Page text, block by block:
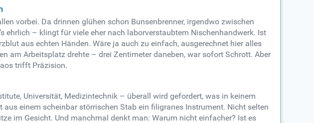
vorbei. Da drinnen glühen schon Bunsenbrenner, irgendwo zwischen
ehrlich – klingt für viele eher nach laborverstaubtem Nischenhandwerk. Ist
aus echten Händen. Wäre ja auch zu einfach, ausgerechnet hier alles
am Arbeitsplatz drehte – drei Zentimeter daneben, war sofort Schrott. Aber
trifft Präzision.
Universität, Medizintechnik – überall wird gefordert, was in keinem
einem scheinbar störrischen Stab ein filigranes Instrument. Nicht selten
im Gesicht. Und manchmal denkt man: Warum nicht einfacher? Ist es